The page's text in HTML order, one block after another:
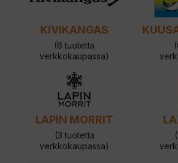
KIVIKANGAS
(6 tuotetta
verkkokaupassa)
LAPIN MORRIT
(3 tuotetta
verkkokaupassa)